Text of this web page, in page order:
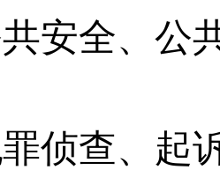
安全、公
侦查、起